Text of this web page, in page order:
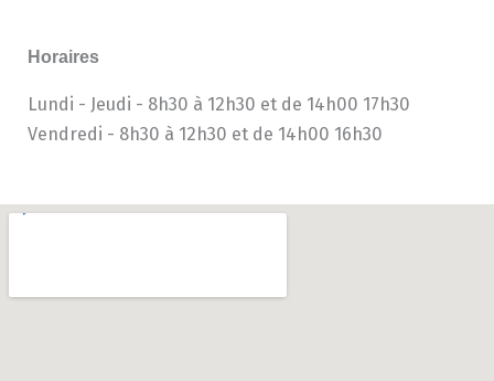
Horaires
Lundi - Jeudi - 8h30 à 12h30 et de 14h00 17h30
Vendredi - 8h30 à 12h30 et de 14h00 16h30